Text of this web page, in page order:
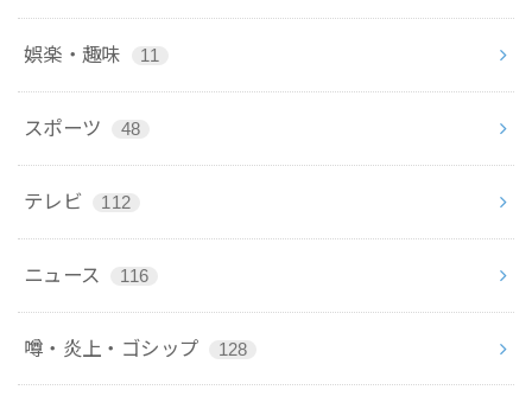
娯楽・趣味 11
スポーツ 48
テレビ 112
ニュース 116
噂・炎上・ゴシップ 128